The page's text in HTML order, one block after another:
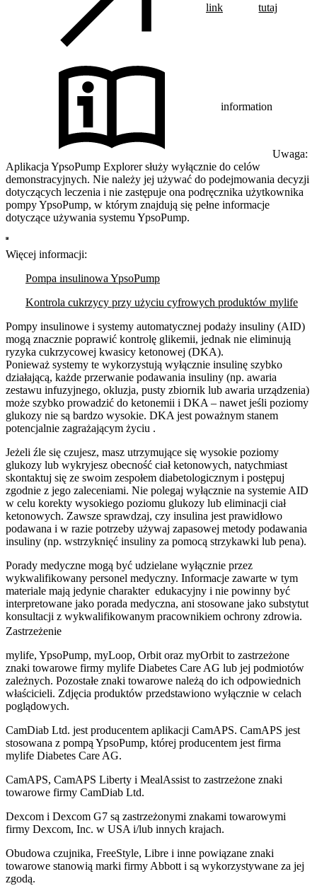
link
tutaj
information
Uwaga:
Aplikacja YpsoPump Explorer służy wyłącznie do celów
demonstracyjnych. Nie należy jej używać do podejmowania decyzji
dotyczących leczenia i nie zastępuje ona podręcznika użytkownika
pompy YpsoPump, w którym znajdują się pełne informacje
dotyczące używania systemu YpsoPump.
Więcej informacji:
Pompa insulinowa YpsoPump
Kontrola cukrzycy przy użyciu cyfrowych produktów mylife
Pompy insulinowe i systemy automatycznej podaży insuliny (AID)
mogą znacznie poprawić kontrolę glikemii, jednak nie eliminują
ryzyka cukrzycowej kwasicy ketonowej (DKA).
Ponieważ systemy te wykorzystują wyłącznie insulinę szybko
działającą, każde przerwanie podawania insuliny (np. awaria
zestawu infuzyjnego, okluzja, pusty zbiornik lub awaria urządzenia)
może szybko prowadzić do ketonemii i DKA – nawet jeśli poziomy
glukozy nie są bardzo wysokie. DKA jest poważnym stanem
potencjalnie zagrażającym życiu .
Jeżeli źle się czujesz, masz utrzymujące się wysokie poziomy
glukozy lub wykryjesz obecność ciał ketonowych, natychmiast
skontaktuj się ze swoim zespołem diabetologicznym i postępuj
zgodnie z jego zaleceniami. Nie polegaj wyłącznie na systemie AID
w celu korekty wysokiego poziomu glukozy lub eliminacji ciał
ketonowych. Zawsze sprawdzaj, czy insulina jest prawidłowo
podawana i w razie potrzeby używaj zapasowej metody podawania
insuliny (np. wstrzyknięć insuliny za pomocą strzykawki lub pena).
Porady medyczne mogą być udzielane wyłącznie przez
wykwalifikowany personel medyczny. Informacje zawarte w tym
materiale mają jedynie charakter edukacyjny i nie powinny być
interpretowane jako porada medyczna, ani stosowane jako substytut
konsultacji z wykwalifikowanym pracownikiem ochrony zdrowia.
Zastrzeżenie
mylife, YpsoPump, myLoop, Orbit oraz myOrbit to zastrzeżone
znaki towarowe firmy mylife Diabetes Care AG lub jej podmiotów
zależnych. Pozostałe znaki towarowe należą do ich odpowiednich
właścicieli. Zdjęcia produktów przedstawiono wyłącznie w celach
poglądowych.
CamDiab Ltd. jest producentem aplikacji CamAPS. CamAPS jest
stosowana z pompą YpsoPump, której producentem jest firma
mylife Diabetes Care AG.
CamAPS, CamAPS Liberty i MealAssist to zastrzeżone znaki
towarowe firmy CamDiab Ltd.
Dexcom i Dexcom G7 są zastrzeżonymi znakami towarowymi
firmy Dexcom, Inc. w USA i/lub innych krajach.
Obudowa czujnika, FreeStyle, Libre i inne powiązane znaki
towarowe stanowią marki firmy Abbott i są wykorzystywane za jej
zgodą.